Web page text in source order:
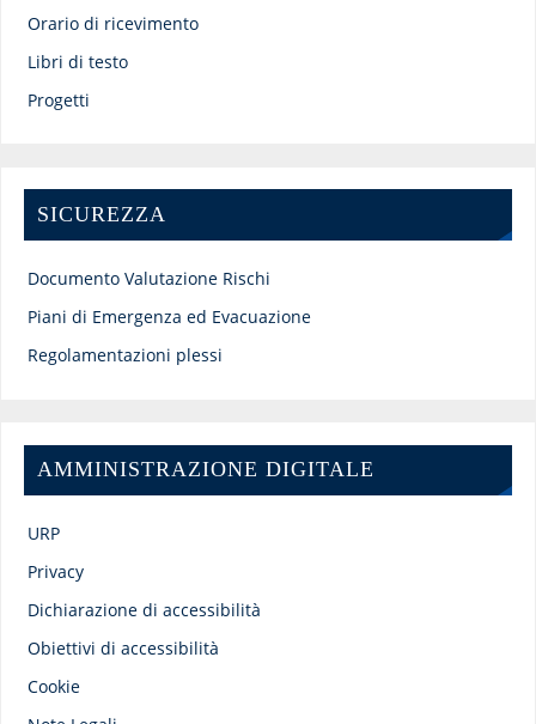
Orario di ricevimento
Libri di testo
Progetti
SICUREZZA
Documento Valutazione Rischi
Piani di Emergenza ed Evacuazione
Regolamentazioni plessi
AMMINISTRAZIONE DIGITALE
URP
Privacy
Dichiarazione di accessibilità
Obiettivi di accessibilità
Cookie